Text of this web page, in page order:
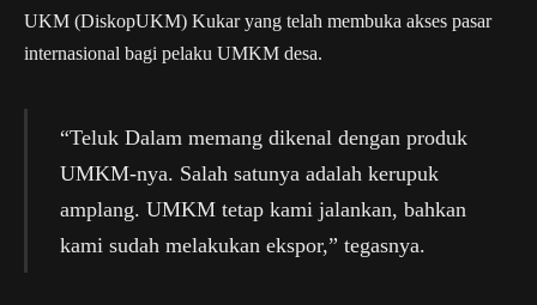
UKM (DiskopUKM) Kukar yang telah membuka akses pasar
internasional bagi pelaku UMKM desa.
“Teluk Dalam memang dikenal dengan produk
UMKM-nya. Salah satunya adalah kerupuk
amplang. UMKM tetap kami jalankan, bahkan
kami sudah melakukan ekspor,” tegasnya.